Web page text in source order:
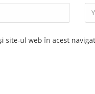
site-ul web în acest